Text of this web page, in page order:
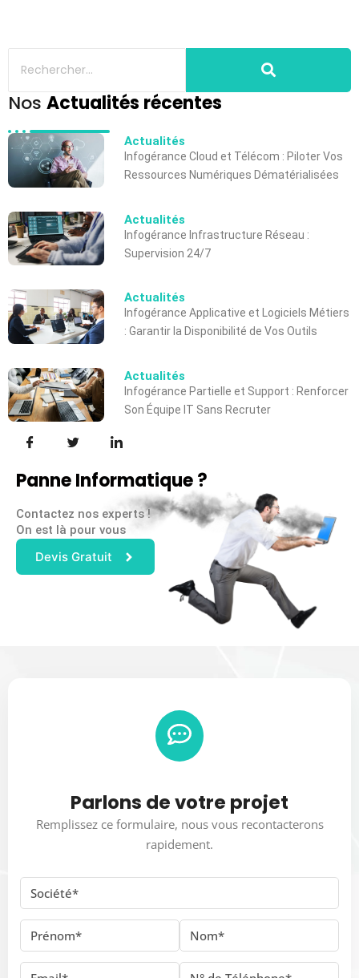
Nos Actualités récentes
Actualités
Infogérance Cloud et Télécom : Piloter Vos
Ressources Numériques Dématérialisées
Actualités
Infogérance Infrastructure Réseau :
Supervision 24/7
Actualités
Infogérance Applicative et Logiciels Métiers
: Garantir la Disponibilité de Vos Outils
Actualités
Infogérance Partielle et Support : Renforcer
Son Équipe IT Sans Recruter
Panne Informatique ?
Contactez nos experts !
On est là pour vous
Devis Gratuit
Parlons de votre projet
Remplissez ce formulaire, nous vous recontacterons
rapidement.